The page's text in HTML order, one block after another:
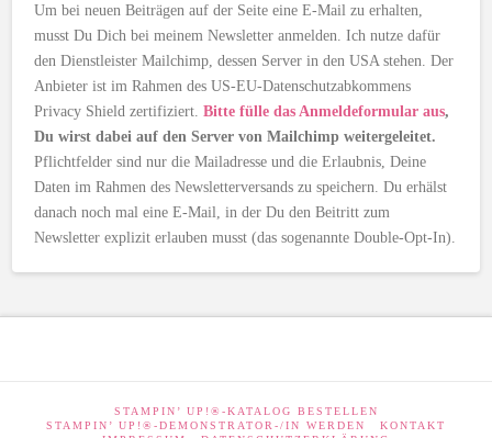
Um bei neuen Beiträgen auf der Seite eine E-Mail zu erhalten,
musst Du Dich bei meinem Newsletter anmelden. Ich nutze dafür
den Dienstleister Mailchimp, dessen Server in den USA stehen. Der
Anbieter ist im Rahmen des US-EU-Datenschutzabkommens
Privacy Shield zertifiziert.Bitte fülle das Anmeldeformular aus,
Du wirst dabei auf den Server von Mailchimp weitergeleitet.
Pflichtfelder sind nur die Mailadresse und die Erlaubnis, Deine
Daten im Rahmen des Newsletterversands zu speichern. Du erhälst
danach noch mal eine E-Mail, in der Du den Beitritt zum
Newsletter explizit erlauben musst (das sogenannte Double-Opt-In).
STAMPIN’ UP!®-KATALOG BESTELLEN
STAMPIN’ UP!®-DEMONSTRATOR-/IN WERDEN
KONTAKT